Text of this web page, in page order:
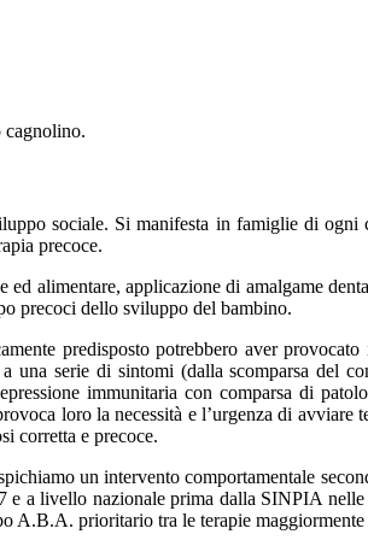
cagnolino.
sociale. Si manifesta in famiglie di ogni
precoce.
alimentare, applicazione di amalgame
precoci dello sviluppo del bambino.
predisposto potrebbero aver
serie di sintomi (dalla scomparsa del
immunitaria con comparsa di
loro la necessità e l’urgenza di
corretta e precoce.
un intervento comportamentale
livello nazionale prima dalla SINPIA
A.B.A. prioritario tra le terapie